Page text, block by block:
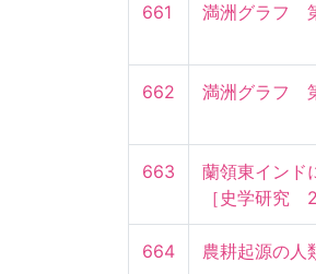
661 満洲グラフ　
662 満洲グラフ　
663
蘭領東インド
［史学研究　
664 農耕起源の人